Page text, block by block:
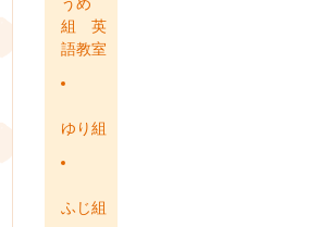
組 英
語教室
ゆり組
ふじ組